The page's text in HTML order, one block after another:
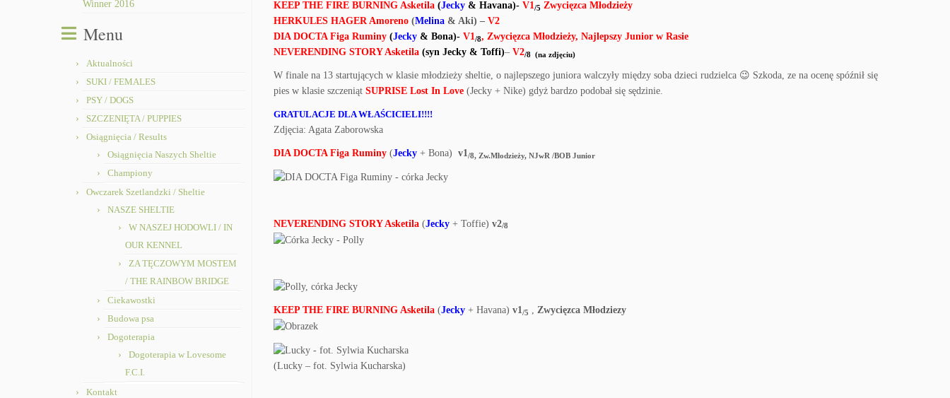
Winner 2016
Menu
Aktualności
SUKI / FEMALES
PSY / DOGS
SZCZENIĘTA / PUPPIES
Osiągnięcia / Results
Osiągnięcia Naszych Sheltie
Championy
Owczarek Szetlandzki / Sheltie
NASZE SHELTIE
W NASZEJ HODOWLI / IN
OUR KENNEL
ZA TĘCZOWYM MOSTEM
/ THE RAINBOW BRIDGE
Ciekawostki
Budowa psa
Dogoterapia
Dogoterapia w Lovesome
F.C.I.
Kontakt
KEEP THE FIRE BURNING Asketila (Jecky & Havana)- V1/5 Zwycięzca Młodzieży
HERKULES HAGER Amoreno (Melina & Aki) – V2
DIA DOCTA Figa Ruminy (Jecky & Bona)- V1/8, Zwycięzca Młodzieży, Najlepszy Junior w Rasie
NEVERENDING STORY Asketila (syn Jecky & Toffi)– V2/8 (na zdjęciu)
W finale na 13 startujących w klasie młodzieży sheltie, o najlepszego juniora walczyły między soba dzieci rudzielca 😉 Szkoda, ze na ocenę spóźnił się
pies w klasie szczeniąt SUPRISE Lost In Love (Jecky + Nike) gdyż bardzo podobał się sędzinie.
GRATULACJE DLA WŁAŚCICIELI!!!!
Zdjęcia: Agata Zaborowska
DIA DOCTA Figa Ruminy (Jecky + Bona) v1/8, Zw.Młodzieży, NJwR /BOB Junior
NEVERENDING STORY Asketila (Jecky + Toffie) v2/8
KEEP THE FIRE BURNING Asketila (Jecky + Havana) v1/5 , Zwycięzca Młodziezy
(Lucky – fot. Sylwia Kucharska)